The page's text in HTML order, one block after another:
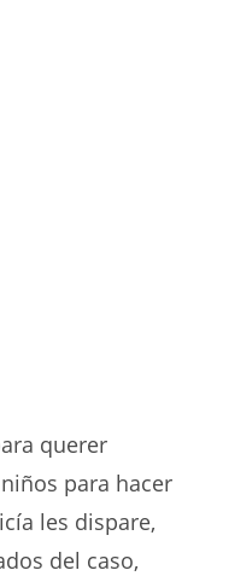
querer
para hacer
les dispare,
del caso,